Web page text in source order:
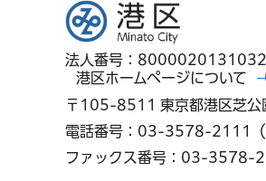
港区
法人番号：8000020131032
港区ホームページについて
〒105-8511 東京都港区芝
電話番号：03-3578-2111（
ファックス番号：03-3578-